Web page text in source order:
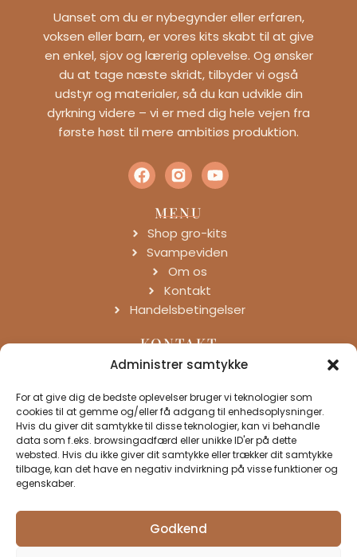
Administrer samtykke
For at give dig de bedste oplevelser bruger vi teknologier som
cookies til at gemme og/eller få adgang til enhedsoplysninger.
Hvis du giver dit samtykke til disse teknologier, kan vi behandle
data som f.eks. browsingadfærd eller unikke ID'er på dette
websted. Hvis du ikke giver dit samtykke eller trækker dit samtykke
tilbage, kan det have en negativ indvirkning på visse funktioner og
egenskaber.
Godkend
Uanset om du er nybegynder eller erfaren,
voksen eller barn, er vores kits skabt til at give
en enkel, sjov og lærerig oplevelse. Og ønsker
du at tage næste skridt, tilbyder vi også
udstyr og materialer, så du kan udvikle din
dyrkning videre – vi er med dig hele vejen fra
første høst til mere ambitiøs produktion.
MENU
Shop gro-kits
Svampeviden
Om os
Kontakt
Handelsbetingelser
KONTAKT
Trunderup Dongsvej 21
+45 2081 4825
kontakt@svampegaarden.dk
TRYG OG SIKKER
ALLE PRISER INKL.